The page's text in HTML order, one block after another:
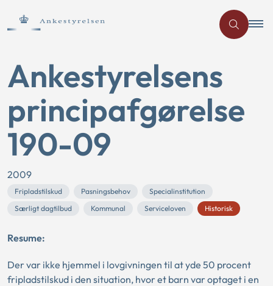
Ankestyrelsens
principafgørelse
190-09
2009
Fripladstilskud Pasningsbehov
Specialinstitution
Særligt dagtilbud
Kommunal Serviceloven Historisk
Resume:
Der var ikke hjemmel i lovgivningen til at yde 50 procent
fripladstilskud i den situation, hvor et barn var optaget i en